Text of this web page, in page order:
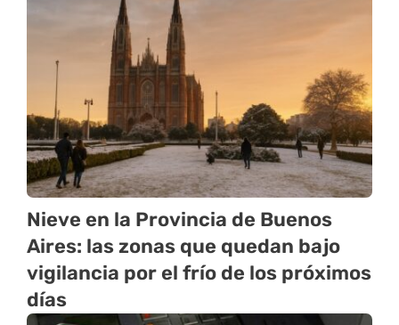
Nieve en la Provincia de Buenos
Aires: las zonas que quedan bajo
vigilancia por el frío de los próximos
días